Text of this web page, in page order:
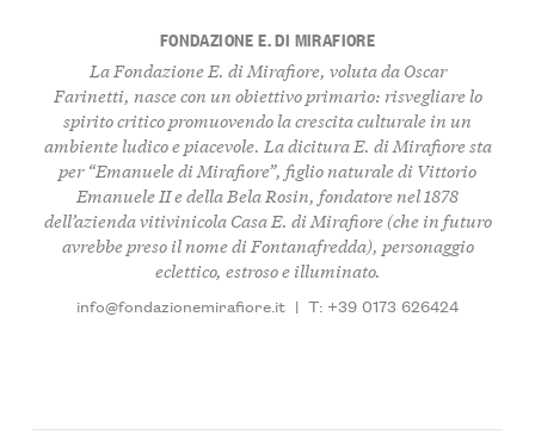
FONDAZIONE E. DI MIRAFIORE
La Fondazione E. di Mirafiore, voluta da Oscar
Farinetti, nasce con un obiettivo primario: risvegliare lo
spirito critico promuovendo la crescita culturale in un
ambiente ludico e piacevole. La dicitura E. di Mirafiore sta
per “Emanuele di Mirafiore”, figlio naturale di Vittorio
Emanuele II e della Bela Rosin, fondatore nel 1878
dell’azienda vitivinicola Casa E. di Mirafiore (che in futuro
avrebbe preso il nome di Fontanafredda), personaggio
eclettico, estroso e illuminato.
info@fondazionemirafiore.it | T: +39 0173 626424